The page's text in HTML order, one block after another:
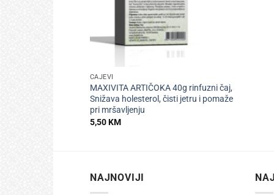
ČAJEVI
MAXIVITA ARTIČOKA 40g rinfuzni čaj,
Snižava holesterol, čisti jetru i pomaže
pri mršavljenju
5,50KM
NAJNOVIJI